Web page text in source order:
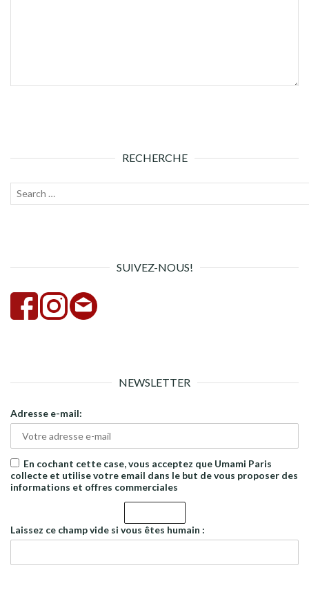
RECHERCHE
Recherche
SUIVEZ-NOUS!
NEWSLETTER
Adresse e-mail:
En cochant cette case, vous acceptez que Umami Paris
collecte et utilise votre email dans le but de vous proposer des
informations et offres commerciales
Laissez ce champ vide si vous êtes humain :